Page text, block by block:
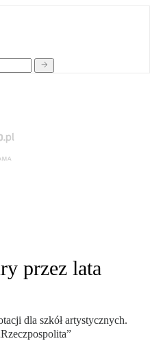
przez lata
dla szkół artystycznych.